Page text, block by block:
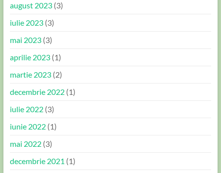
august 2023(3)
iulie 2023(3)
mai 2023(3)
aprilie 2023(1)
martie 2023(2)
decembrie 2022(1)
iulie 2022(3)
iunie 2022(1)
mai 2022(3)
decembrie 2021 (1)